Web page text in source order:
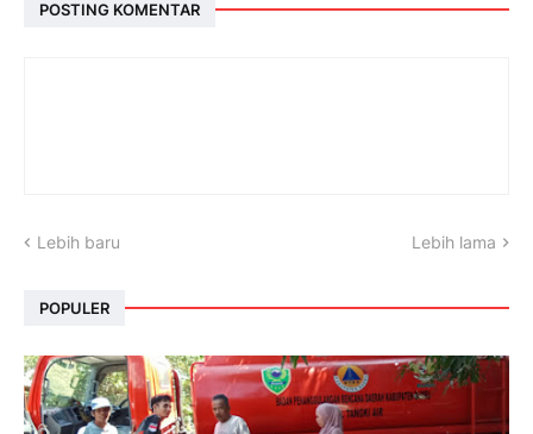
POSTING KOMENTAR
Lebih baru Lebih lama
POPULER